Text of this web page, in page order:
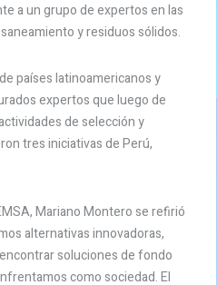
a un grupo de expertos en las
y residuos sólidos.
países latinoamericanos y
expertos que luego de
de selección y
tres iniciativas de Perú,
Mariano Montero se refirió
alternativas innovadoras,
soluciones de fondo
como sociedad. El